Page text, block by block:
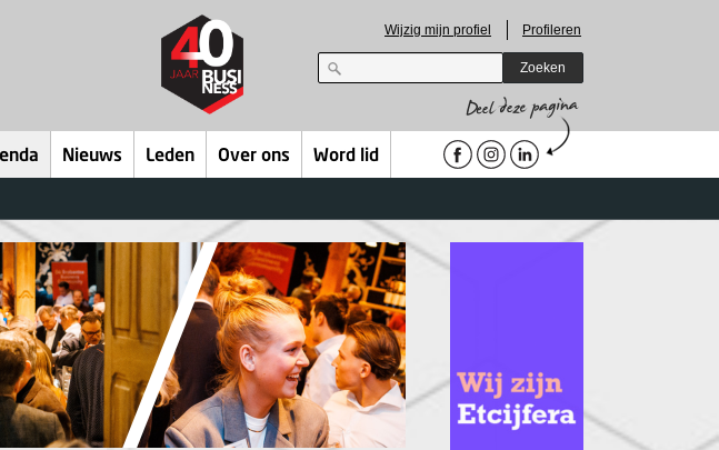
Wijzig mijn profiel Profileren
Zoeken
Nieuws Leden Over ons Word lid